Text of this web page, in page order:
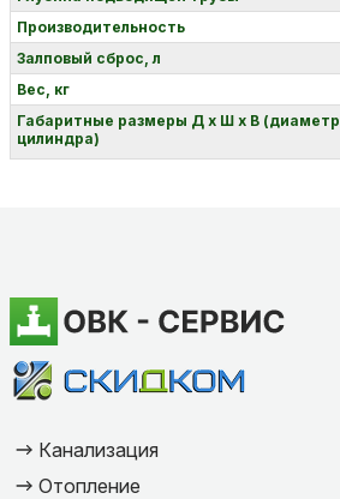
Производительность
Залповый сброс, л
Вес, кг
Габаритные размеры Д х Ш х В (диаметр
цилиндра)
Канализация
Отопление